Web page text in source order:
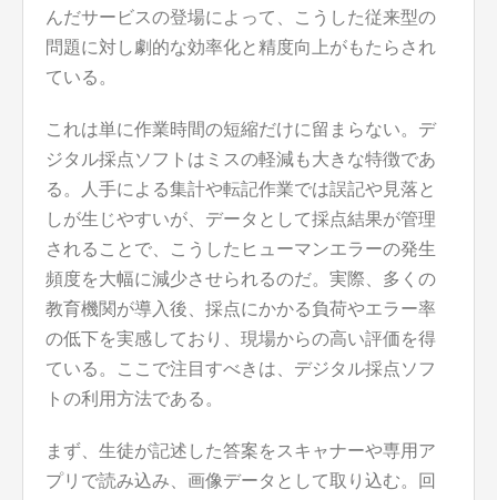
んだサービスの登場によって、こうした従来型の
問題に対し劇的な効率化と精度向上がもたらされ
ている。
これは単に作業時間の短縮だけに留まらない。デ
ジタル採点ソフトはミスの軽減も大きな特徴であ
る。人手による集計や転記作業では誤記や見落と
しが生じやすいが、データとして採点結果が管理
されることで、こうしたヒューマンエラーの発生
頻度を大幅に減少させられるのだ。実際、多くの
教育機関が導入後、採点にかかる負荷やエラー率
の低下を実感しており、現場からの高い評価を得
ている。ここで注目すべきは、デジタル採点ソフ
トの利用方法である。
まず、生徒が記述した答案をスキャナーや専用ア
プリで読み込み、画像データとして取り込む。回